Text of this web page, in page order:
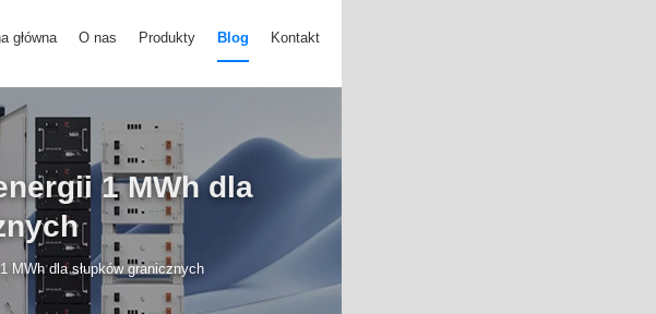
główna O nas Produkty Blog Kontakt
1 MWh dla
MWh dla słupków granicznych